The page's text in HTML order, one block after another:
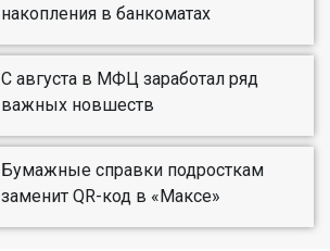
накопления в банкоматах
С августа в МФЦ заработал ряд
важных новшеств
Бумажные справки подросткам
заменит QR-код в «Максе»